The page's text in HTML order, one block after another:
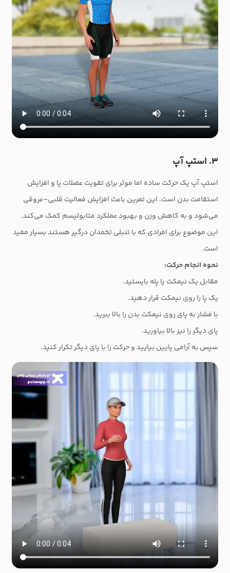
۳. استپ آپ
استپ آپ یک حرکت ساده اما موثر برای تقویت عضلات پا و افزایش
استقامت بدن است. این تمرین باعث افزایش فعالیت قلبی–عروقی
می‌شود و به کاهش وزن و بهبود عملکرد متابولیسم کمک می‌کند.
این موضوع برای افرادی که با تنبلی تخمدان درگیر هستند بسیار مفید
است.
نحوه انجام حرکت:
مقابل یک نیمکت یا پله بایستید.
یک پا را روی نیمکت قرار دهید.
با فشار به پای روی نیمکت بدن را بالا ببرید.
پای دیگر را نیز بالا بیاورید.
سپس به آرامی پایین بیایید و حرکت را با پای دیگر تکرار کنید.